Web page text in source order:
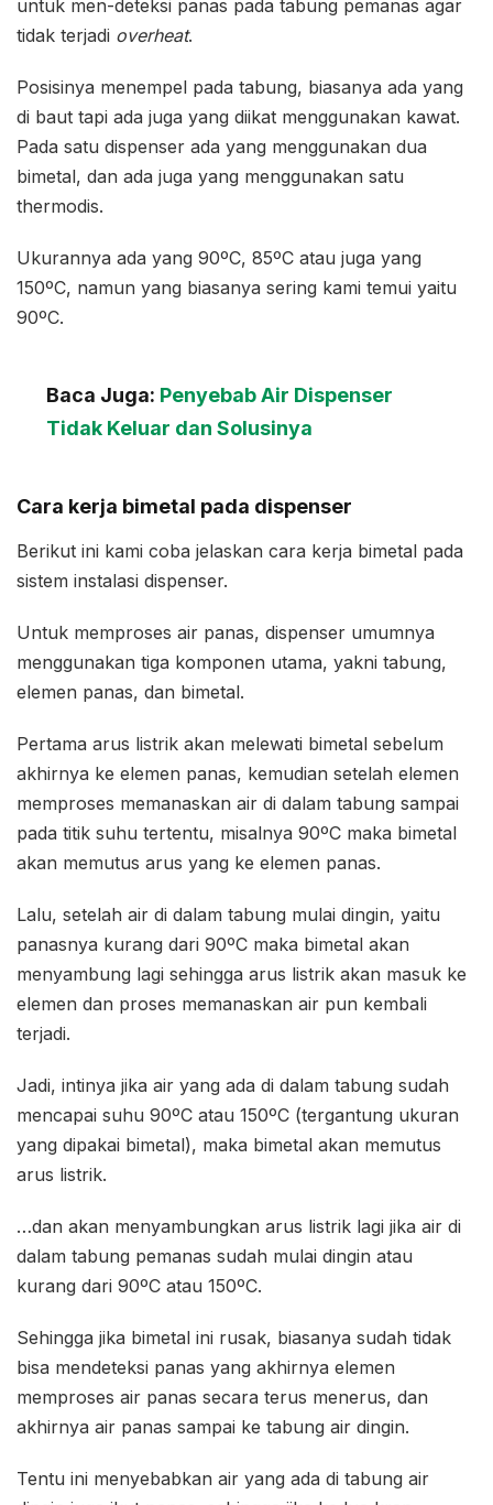
untuk men-deteksi panas pada tabung pemanas agar
tidak terjadi overheat.
Posisinya menempel pada tabung, biasanya ada yang
di baut tapi ada juga yang diikat menggunakan kawat.
Pada satu dispenser ada yang menggunakan dua
bimetal, dan ada juga yang menggunakan satu
thermodis.
Ukurannya ada yang 90ºC, 85ºC atau juga yang
150ºC, namun yang biasanya sering kami temui yaitu
90ºC.
Baca Juga: Penyebab Air Dispenser
Tidak Keluar dan Solusinya
Cara kerja bimetal pada dispenser
Berikut ini kami coba jelaskan cara kerja bimetal pada
sistem instalasi dispenser.
Untuk memproses air panas, dispenser umumnya
menggunakan tiga komponen utama, yakni tabung,
elemen panas, dan bimetal.
Pertama arus listrik akan melewati bimetal sebelum
akhirnya ke elemen panas, kemudian setelah elemen
memproses memanaskan air di dalam tabung sampai
pada titik suhu tertentu, misalnya 90ºC maka bimetal
akan memutus arus yang ke elemen panas.
Lalu, setelah air di dalam tabung mulai dingin, yaitu
panasnya kurang dari 90ºC maka bimetal akan
menyambung lagi sehingga arus listrik akan masuk ke
elemen dan proses memanaskan air pun kembali
terjadi.
Jadi, intinya jika air yang ada di dalam tabung sudah
mencapai suhu 90ºC atau 150ºC (tergantung ukuran
yang dipakai bimetal), maka bimetal akan memutus
arus listrik.
…dan akan menyambungkan arus listrik lagi jika air di
dalam tabung pemanas sudah mulai dingin atau
kurang dari 90ºC atau 150ºC.
Sehingga jika bimetal ini rusak, biasanya sudah tidak
bisa mendeteksi panas yang akhirnya elemen
memproses air panas secara terus menerus, dan
akhirnya air panas sampai ke tabung air dingin.
Tentu ini menyebabkan air yang ada di tabung air